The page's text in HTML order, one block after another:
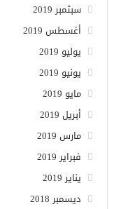
سبتمبر 2019
أغسطس 2019
يوليو 2019
يونيو 2019
مايو 2019
أبريل 2019
مارس 2019
فبراير 2019
يناير 2019
ديسمبر 2018